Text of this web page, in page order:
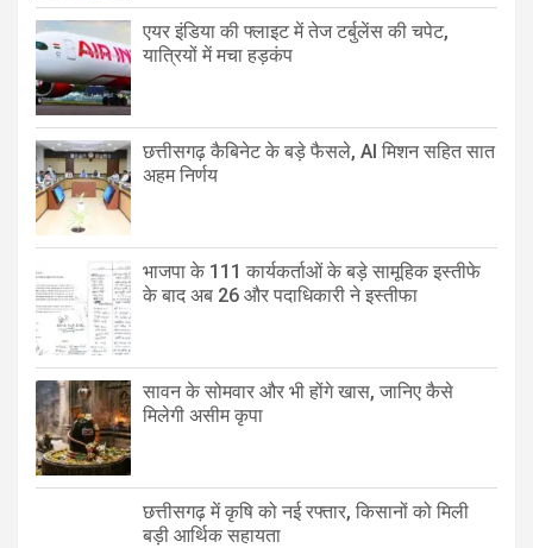
एयर इंडिया की फ्लाइट में तेज टर्बुलेंस की चपेट,
यात्रियों में मचा हड़कंप
छत्तीसगढ़ कैबिनेट के बड़े फैसले, AI मिशन सहित सात
अहम निर्णय
भाजपा के 111 कार्यकर्ताओं के बड़े सामूहिक इस्तीफे
के बाद अब 26 और पदाधिकारी ने इस्तीफा
सावन के सोमवार और भी होंगे खास, जानिए कैसे
मिलेगी असीम कृपा
छत्तीसगढ़ में कृषि को नई रफ्तार, किसानों को मिली
बड़ी आर्थिक सहायता